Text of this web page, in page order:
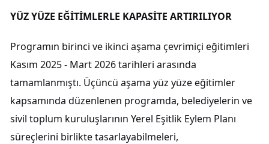
YÜZ YÜZE EĞİTİMLERLE KAPASİTE ARTIRILIYOR
Programın birinci ve ikinci aşama çevrimiçi eğitimleri
Kasım 2025 - Mart 2026 tarihleri arasında
tamamlanmıştı. Üçüncü aşama yüz yüze eğitimler
kapsamında düzenlenen programda, belediyelerin ve
sivil toplum kuruluşlarının Yerel Eşitlik Eylem Planı
süreçlerini birlikte tasarlayabilmeleri,